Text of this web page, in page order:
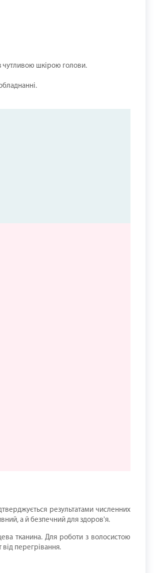
чутливою шкірою голови.
результатами численних
а й безпечний для здоров'я.
тканина. Для роботи з волосистою
перегрівання.